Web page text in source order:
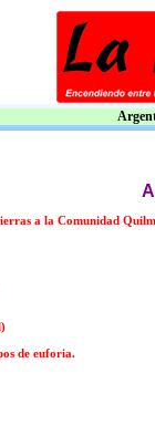
a la Comunidad
de euforia.